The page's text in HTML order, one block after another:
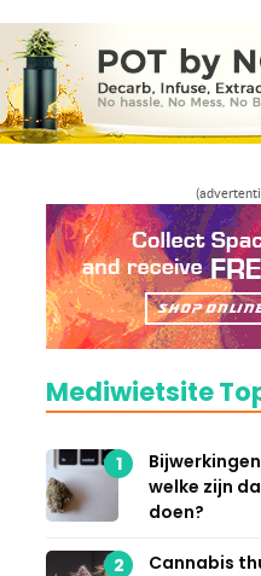
Mediwietsite
1
welke zijn
doen?
2
Cannabis